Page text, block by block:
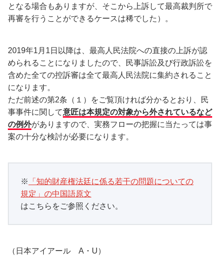
となる場合もありますが、そこから上訴して最高裁判所で
再審を行うことができるケースは稀でした）。
2019年1月1日以降は、最高人民法院への直接の上訴が認
められることになりましたので、民事訴訟及び行政訴訟を
含めた全ての控訴審は全て最高人民法院に集約されること
になります。
ただ前述の第2条（１）をご覧頂ければ分かるとおり、民
事事件に関して意匠は本規定の対象から外されているなど
の例外がありますので、実務フローの把握に当たっては事
案の十分な検討が必要になります。
※
「知的財産権法廷に係る若干の問題についての
規定」の中国語原文
はこちらをご参照ください。
（日本アイアール A・U）